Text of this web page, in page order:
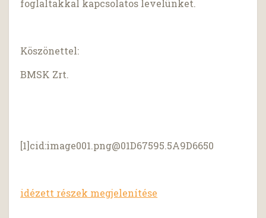
foglaltakkal kapcsolatos levelünket.
Köszönettel:
BMSK Zrt.
[1]cid:image001.png@01D67595.5A9D6650
idézett részek megjelenítése